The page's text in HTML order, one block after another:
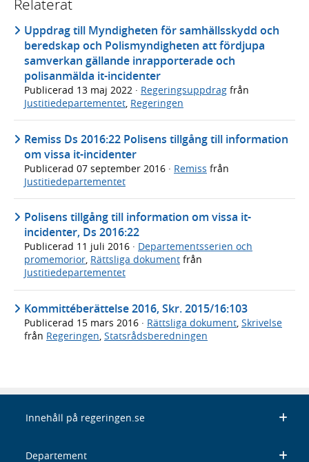
Relaterat
Uppdrag till Myndigheten för samhällsskydd och
beredskap och Polismyndigheten att fördjupa
samverkan gällande inrapporterade och
polisanmälda it-incidenter
Publicerad 13 maj 2022 · Regeringsuppdrag från
Justitiedepartementet, Regeringen
Remiss Ds 2016:22 Polisens tillgång till information
om vissa it-incidenter
Publicerad 07 september 2016 · Remiss från
Justitiedepartementet
Polisens tillgång till information om vissa it-
incidenter, Ds 2016:22
Publicerad 11 juli 2016 · Departementsserien och
promemorior, Rättsliga dokument från
Justitiedepartementet
Kommittéberättelse 2016, Skr. 2015/16:103
Publicerad 15 mars 2016 · Rättsliga dokument, Skrivelse
från Regeringen, Statsrådsberedningen
Innehåll på regeringen.se
Departement